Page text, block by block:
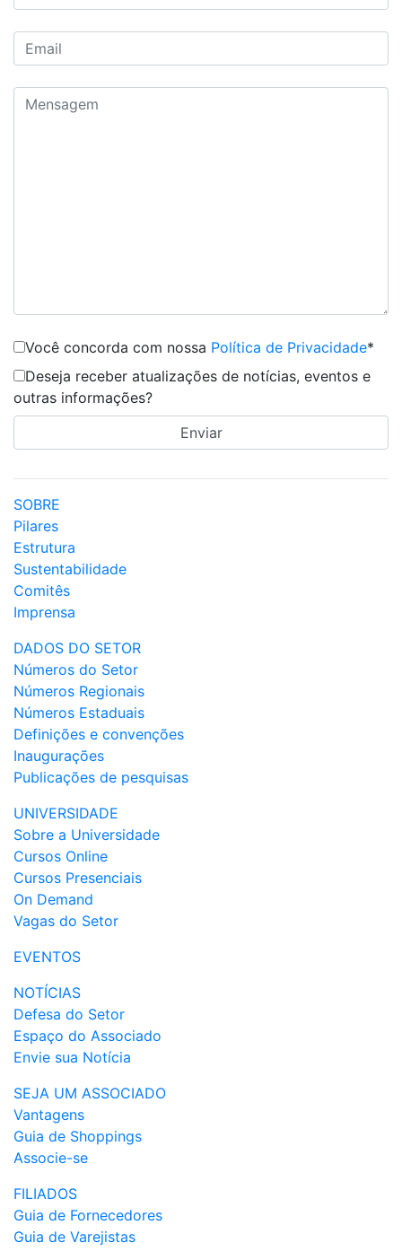
Você concorda com nossa Política de Privacidade*
Deseja receber atualizações de notícias, eventos e
outras informações?
SOBRE
Pilares
Estrutura
Sustentabilidade
Comitês
Imprensa
DADOS DO SETOR
Números do Setor
Números Regionais
Números Estaduais
Definições e convenções
Inaugurações
Publicações de pesquisas
UNIVERSIDADE
Sobre a Universidade
Cursos Online
Cursos Presenciais
On Demand
Vagas do Setor
EVENTOS
NOTÍCIAS
Defesa do Setor
Espaço do Associado
Envie sua Notícia
SEJA UM ASSOCIADO
Vantagens
Guia de Shoppings
Associe-se
FILIADOS
Guia de Fornecedores
Guia de Varejistas